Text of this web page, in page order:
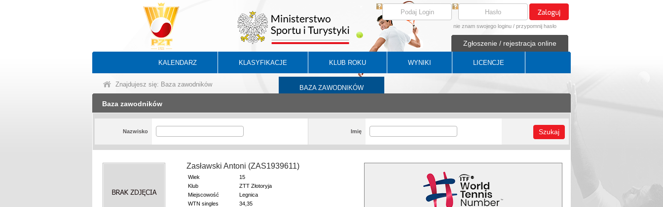
nie znam swojego loginu / przypomnij hasło
Zgłoszenie / rejestracja online
KALENDARZ KLASYFIKACJE KLUB ROKU WYNIKI LICENCJE
BAZA ZAWODNIKÓW
Znajdujesz się: Baza zawodników
Baza zawodników
Nazwisko Imię Szukaj
Zasławski Antoni (ZAS1939611)
Wiek
15
Klub
ZTT Złotoryja
Miejscowość
Legnica
WTN singles
34,35